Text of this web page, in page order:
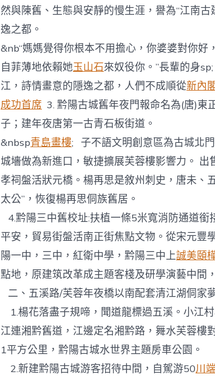
然與陳舊、生態與安靜的慢生涯，譽為“江南古
逸之都。
&nb“媽媽覺得你根本不用擔心，你婆婆對你
自菲薄地依賴她玉山石來奴役你。”長輩的身
江，詩情畫意的隱逸之都，人們不成順從新內
成功首席 3. 黔陽古城舊年夜門報命名為(唐)東
子；建年夜唐第一古青石板街道。
&nbsp青島畫樓; 子不語文明創意區為古城北
城墻做為新進口，敏捷擴展芙蓉樓影響力。
孝祠盤活狀元橋。楊再思是敘州刺史，唐未、
太公”，恢復楊再思侗族舊居。
4.黔陽三中舊校址:扶植一條5米寬消防通道
平安，貿易街盤活南正街焦點文物。從宋元豐
陽一中，三中，紅衛中學，黔陽三中上誠美頤
點地，原建筑改革成主題客棧及研學演藝中間
二、五溪路/芙蓉年夜橋以南配套清江湖侗家
1.楊花落盡子規啼，聞道龍標過五溪。小江
江連湘黔舊道，江邊定名湘黔路，舞水芙蓉樓
1平方公里，黔陽古城水世界主題房車公園。
2.新建黔陽古城游客招待中間，自駕游50川